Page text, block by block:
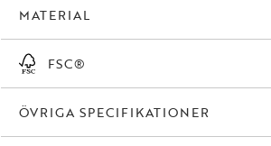
MATERIAL
FSC®
ÖVRIGA SPECIFIKATIONER